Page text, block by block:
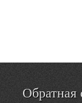
Обратная